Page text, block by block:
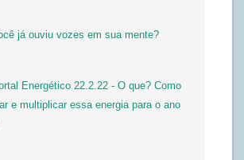
já ouviu vozes em sua mente?
Energético 22.2.22 - O que? Como
e multiplicar essa energia para o ano